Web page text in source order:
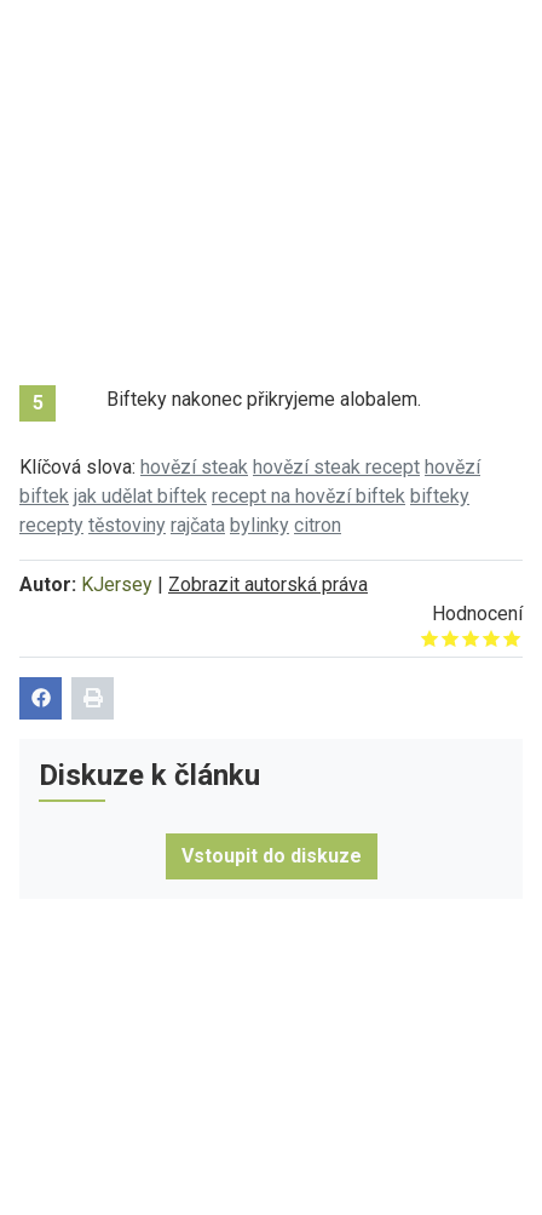
5 Bifteky nakonec přikryjeme alobalem.
Klíčová slova: hovězí steak hovězí steak recept hovězí
biftek jak udělat biftek recept na hovězí biftek bifteky
recepty těstoviny rajčata bylinky citron
Autor: KJersey | Zobrazit autorská práva
Hodnocení
Give it 1/5
Give it 2/5
Give it 3/5
Give it 4/5
Give it 5/5
Diskuze k článku
Vstoupit do diskuze